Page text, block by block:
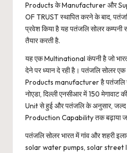
Products के Manufacturer और
OF TRUST स्थापित करने के बाद,
प्रवेश किया है यह पतंजलि सोलर कम्पनी
तैयार करती है.
यह एक Multinational कंपनी है जो
देने पर ध्यान दे रही है। पतंजलि सोलर
Products manufacturer है पतंजलि
नोएडा, दिल्ली एनसीआर में 150
Unit से हुई और पतंजलि के अनुसार, जल्द
Production Capability तक बढ़ाया
पतंजलि सोलर भारत में गांव और शहरी
solar water pumps, solar